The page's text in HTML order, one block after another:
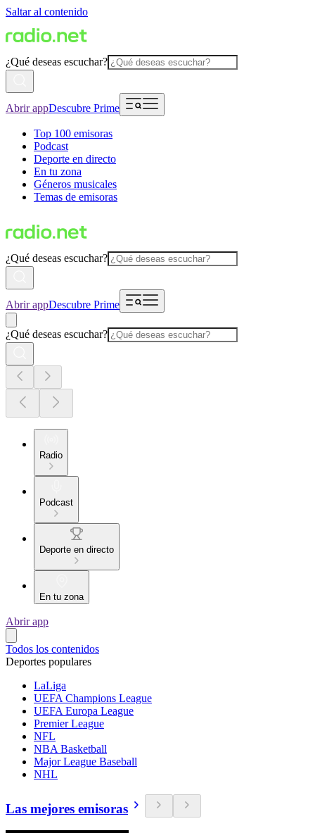
Saltar al contenido
¿Qué deseas escuchar?
Abrir appDescubre Prime
Top 100 emisoras
Podcast
Deporte en directo
En tu zona
Géneros musicales
Temas de emisoras
¿Qué deseas escuchar?
Abrir appDescubre Prime
¿Qué deseas escuchar?
Radio
Podcast
Deporte en directo
En tu zona
Abrir app
Todos los contenidos
Deportes populares
LaLiga
UEFA Champions League
UEFA Europa League
Premier League
NFL
NBA Basketball
Major League Baseball
NHL
Las mejores emisoras